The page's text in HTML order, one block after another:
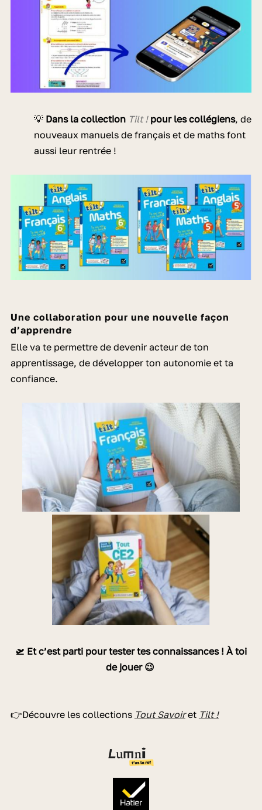
💡 Dans la collection Tilt !pour les collégiens, de
nouveaux manuels de français et de maths font
aussi leur rentrée !
Une collaboration pour une nouvelle façon
d’apprendre
Elle va te permettre de devenir acteur de ton
apprentissage, de développer ton autonomie et ta
confiance.
🛫 Et c’est parti pour tester tes connaissances ! À toi
de jouer 😉
👉Découvre les collections Tout Savoiret Tilt !